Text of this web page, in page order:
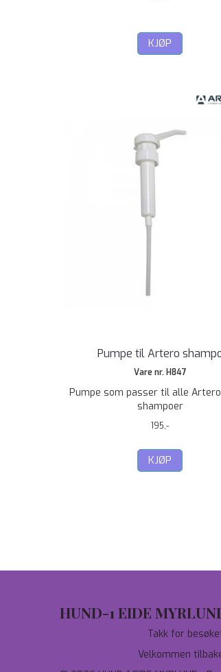
KJØP
Pumpe til Artero
Vare nr. H847
Pumpe som passer til alle
shampoer
195,-
KJØP
HUND-1 EIDE
Takk for
Velkommen